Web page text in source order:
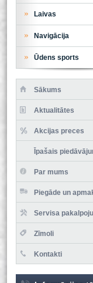
Laivas
Navigācija
Ūdens sports
Sākums
Aktualitātes
Akcijas preces
Īpašais
Par mums
Piegāde un
Servisa
Zīmoli
Kontakti